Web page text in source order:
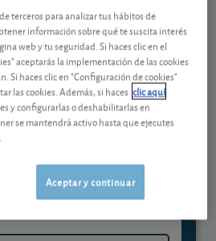
reservado a SOCIOS
con visión
terceros para analizar tus hábitos de
información sobre qué te suscita interés
web y tu seguridad. Si haces clic en el
aceptarás la implementación de las cookies
Si haces clic en "Configuración de cookies"
las cookies. Además, si haces clic aquí
y configurarlas o deshabilitarlas en
se mantendrá activo hasta que ejecutes
Aceptar y continuar